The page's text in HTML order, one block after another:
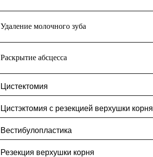
Удаление молочного зуба
Раскрытие абсцесса
Цистектомия
Цистэктомия с резекцией верхушки корня
Вестибулопластика
Резекция верхушки корня